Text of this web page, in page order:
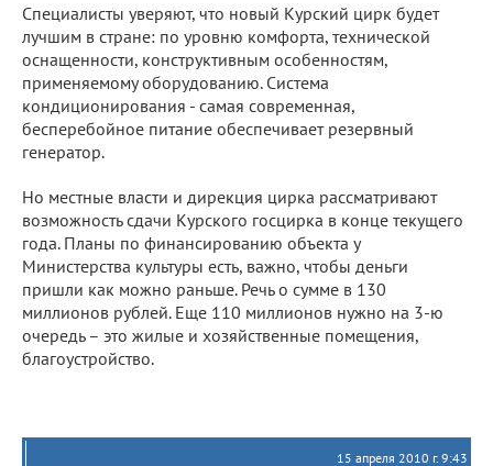
Специалисты уверяют, что новый Курский цирк будет
лучшим в стране: по уровню комфорта, технической
оснащенности, конструктивным особенностям,
применяемому оборудованию. Система
кондиционирования - самая современная,
бесперебойное питание обеспечивает резервный
генератор.
Но местные власти и дирекция цирка рассматривают
возможность сдачи Курского госцирка в конце текущего
года. Планы по финансированию объекта у
Министерства культуры есть, важно, чтобы деньги
пришли как можно раньше. Речь о сумме в 130
миллионов рублей. Еще 110 миллионов нужно на 3-ю
очередь – это жилые и хозяйственные помещения,
благоустройство.
15 апреля 2010 г. 9:43